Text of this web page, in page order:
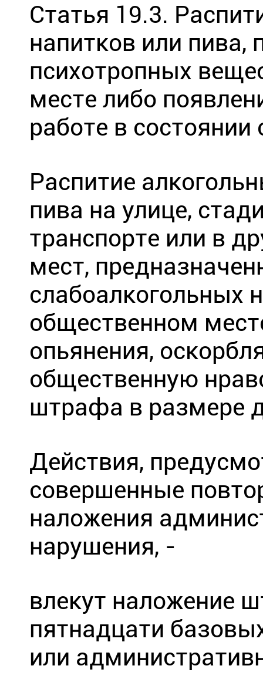
Статья 19.3.
напитков или пива,
психотропных
месте либо
работе в состоянии
Распитие
пива на улице,
транспорте или в
мест,
слабоалкогольных
общественном
опьянения,
общественную
штрафа в размере
Действия,
совершенные
наложения
нарушения, -
влекут наложение
пятнадцати
или